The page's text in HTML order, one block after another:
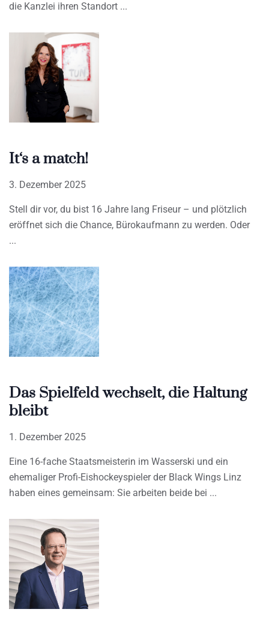
die Kanzlei ihren Standort
It‘s a match!
3. Dezember 2025
Stell dir vor, du bist 16 Jahre lang Friseur – und plötzlich
eröffnet sich die Chance, Bürokaufmann zu werden. Oder
Das Spielfeld wechselt, die Haltung
bleibt
1. Dezember 2025
Eine 16-fache Staatsmeisterin im Wasserski und ein
ehemaliger Profi-Eishockeyspieler der Black Wings Linz
haben eines gemeinsam: Sie arbeiten beide bei